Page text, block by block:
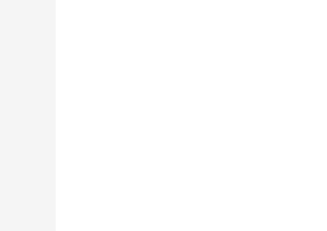
sich jetzt